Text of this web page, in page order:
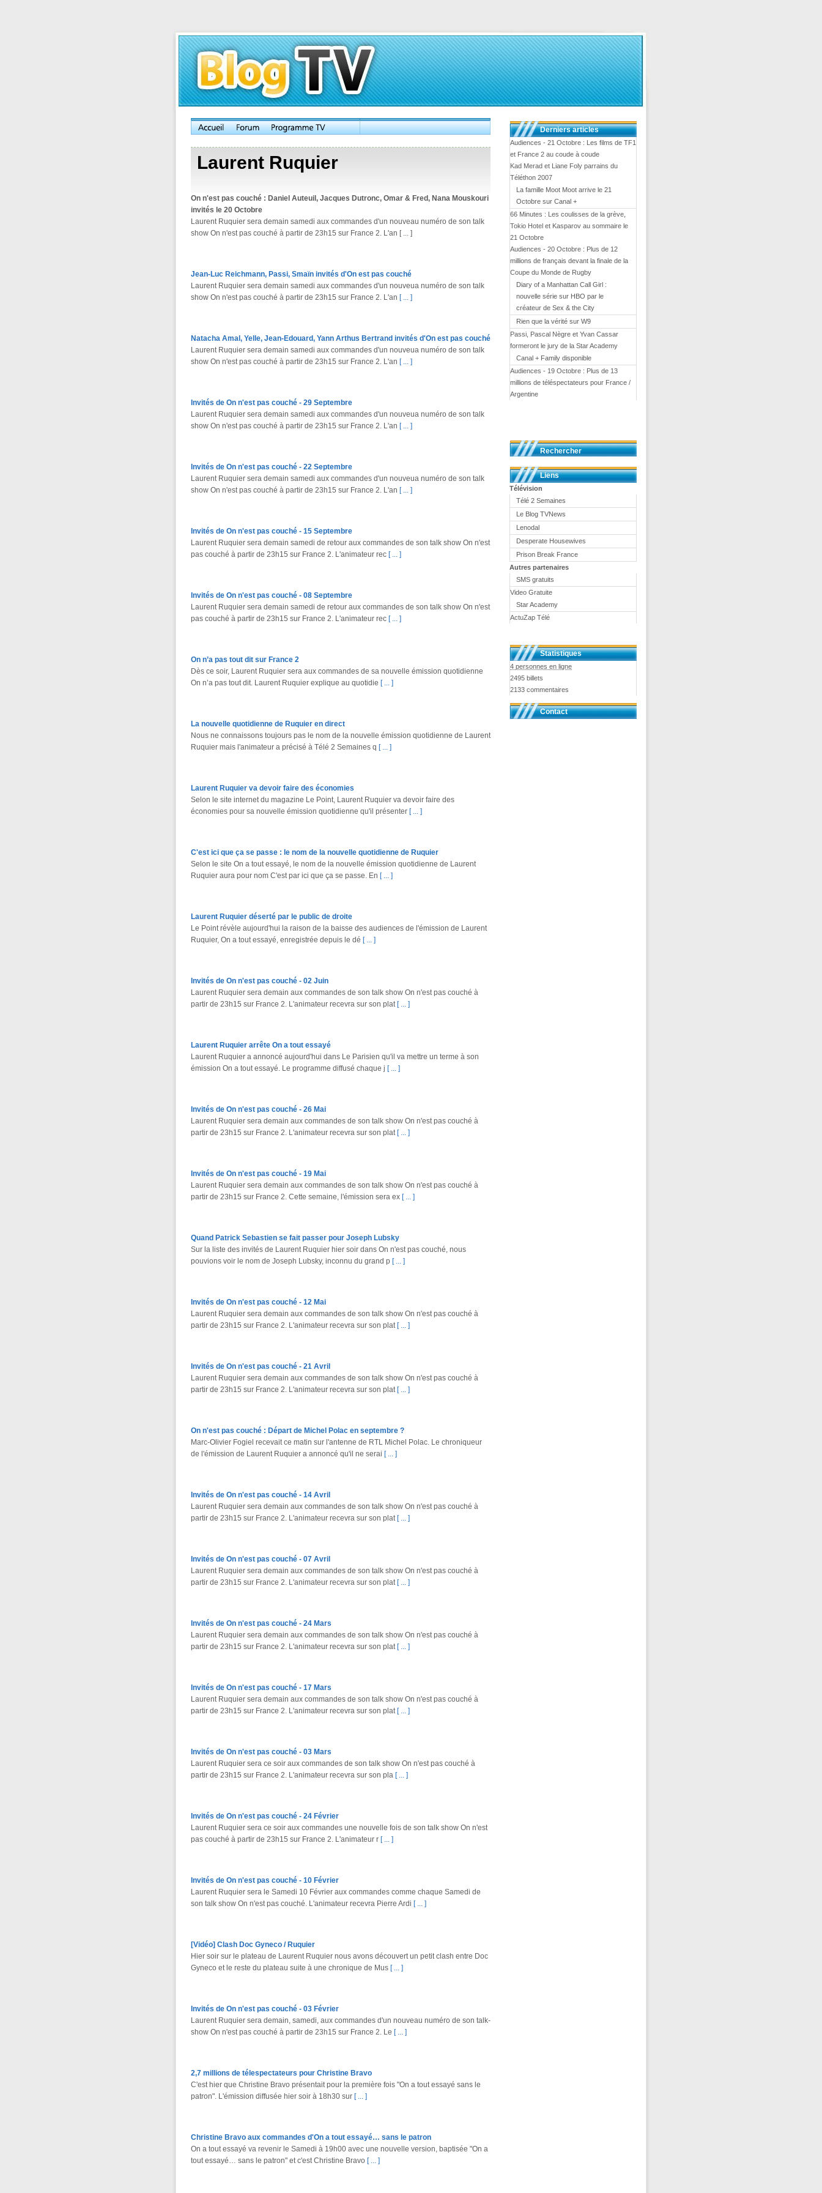
Laurent Ruquier
On n'est pas couché : Daniel Auteuil, Jacques Dutronc, Omar & Fred, Nana Mouskouri
invités le 20 Octobre
Laurent Ruquier sera demain samedi aux commandes d'un nouveau numéro de son talk
show On n'est pas couché à partir de 23h15 sur France 2. L'an [ ... ]
Jean-Luc Reichmann, Passi, Smaïn invités d'On est pas couché
Laurent Ruquier sera demain samedi aux commandes d'un nouveua numéro de son talk
show On n'est pas couché à partir de 23h15 sur France 2. L'an [ ... ]
Natacha Amal, Yelle, Jean-Edouard, Yann Arthus Bertrand invités d'On est pas couché
Laurent Ruquier sera demain samedi aux commandes d'un nouveua numéro de son talk
show On n'est pas couché à partir de 23h15 sur France 2. L'an [ ... ]
Invités de On n'est pas couché - 29 Septembre
Laurent Ruquier sera demain samedi aux commandes d'un nouveua numéro de son talk
show On n'est pas couché à partir de 23h15 sur France 2. L'an [ ... ]
Invités de On n'est pas couché - 22 Septembre
Laurent Ruquier sera demain samedi aux commandes d'un nouveua numéro de son talk
show On n'est pas couché à partir de 23h15 sur France 2. L'an [ ... ]
Invités de On n'est pas couché - 15 Septembre
Laurent Ruquier sera demain samedi de retour aux commandes de son talk show On n'est
pas couché à partir de 23h15 sur France 2. L'animateur rec [ ... ]
Invités de On n'est pas couché - 08 Septembre
Laurent Ruquier sera demain samedi de retour aux commandes de son talk show On n'est
pas couché à partir de 23h15 sur France 2. L'animateur rec [ ... ]
On n’a pas tout dit sur France 2
Dès ce soir, Laurent Ruquier sera aux commandes de sa nouvelle émission quotidienne
On n’a pas tout dit. Laurent Ruquier explique au quotidie [ ... ]
La nouvelle quotidienne de Ruquier en direct
Nous ne connaissons toujours pas le nom de la nouvelle émission quotidienne de Laurent
Ruquier mais l'animateur a précisé à Télé 2 Semaines q [ ... ]
Laurent Ruquier va devoir faire des économies
Selon le site internet du magazine Le Point, Laurent Ruquier va devoir faire des
économies pour sa nouvelle émission quotidienne qu'il présenter [ ... ]
C'est ici que ça se passe : le nom de la nouvelle quotidienne de Ruquier
Selon le site On a tout essayé, le nom de la nouvelle émission quotidienne de Laurent
Ruquier aura pour nom C'est par ici que ça se passe. En [ ... ]
Laurent Ruquier déserté par le public de droite
Le Point révèle aujourd'hui la raison de la baisse des audiences de l'émission de Laurent
Ruquier, On a tout essayé, enregistrée depuis le dé [ ... ]
Invités de On n'est pas couché - 02 Juin
Laurent Ruquier sera demain aux commandes de son talk show On n'est pas couché à
partir de 23h15 sur France 2. L'animateur recevra sur son plat [ ... ]
Laurent Ruquier arrête On a tout essayé
Laurent Ruquier a annoncé aujourd'hui dans Le Parisien qu'il va mettre un terme à son
émission On a tout essayé. Le programme diffusé chaque j [ ... ]
Invités de On n'est pas couché - 26 Mai
Laurent Ruquier sera demain aux commandes de son talk show On n'est pas couché à
partir de 23h15 sur France 2. L'animateur recevra sur son plat [ ... ]
Invités de On n'est pas couché - 19 Mai
Laurent Ruquier sera demain aux commandes de son talk show On n'est pas couché à
partir de 23h15 sur France 2. Cette semaine, l'émission sera ex [ ... ]
Quand Patrick Sebastien se fait passer pour Joseph Lubsky
Sur la liste des invités de Laurent Ruquier hier soir dans On n'est pas couché, nous
pouvions voir le nom de Joseph Lubsky, inconnu du grand p [ ... ]
Invités de On n'est pas couché - 12 Mai
Laurent Ruquier sera demain aux commandes de son talk show On n'est pas couché à
partir de 23h15 sur France 2. L'animateur recevra sur son plat [ ... ]
Invités de On n'est pas couché - 21 Avril
Laurent Ruquier sera demain aux commandes de son talk show On n'est pas couché à
partir de 23h15 sur France 2. L'animateur recevra sur son plat [ ... ]
On n'est pas couché : Départ de Michel Polac en septembre ?
Marc-Olivier Fogiel recevait ce matin sur l'antenne de RTL Michel Polac. Le chroniqueur
de l'émission de Laurent Ruquier a annoncé qu'il ne serai [ ... ]
Invités de On n'est pas couché - 14 Avril
Laurent Ruquier sera demain aux commandes de son talk show On n'est pas couché à
partir de 23h15 sur France 2. L'animateur recevra sur son plat [ ... ]
Invités de On n'est pas couché - 07 Avril
Laurent Ruquier sera demain aux commandes de son talk show On n'est pas couché à
partir de 23h15 sur France 2. L'animateur recevra sur son plat [ ... ]
Invités de On n'est pas couché - 24 Mars
Laurent Ruquier sera demain aux commandes de son talk show On n'est pas couché à
partir de 23h15 sur France 2. L'animateur recevra sur son plat [ ... ]
Invités de On n'est pas couché - 17 Mars
Laurent Ruquier sera demain aux commandes de son talk show On n'est pas couché à
partir de 23h15 sur France 2. L'animateur recevra sur son plat [ ... ]
Invités de On n'est pas couché - 03 Mars
Laurent Ruquier sera ce soir aux commandes de son talk show On n'est pas couché à
partir de 23h15 sur France 2. L'animateur recevra sur son pla [ ... ]
Invités de On n'est pas couché - 24 Février
Laurent Ruquier sera ce soir aux commandes une nouvelle fois de son talk show On n'est
pas couché à partir de 23h15 sur France 2. L'animateur r [ ... ]
Invités de On n'est pas couché - 10 Février
Laurent Ruquier sera le Samedi 10 Février aux commandes comme chaque Samedi de
son talk show On n'est pas couché. L'animateur recevra Pierre Ardi [ ... ]
[Vidéo] Clash Doc Gyneco / Ruquier
Hier soir sur le plateau de Laurent Ruquier nous avons découvert un petit clash entre Doc
Gyneco et le reste du plateau suite à une chronique de Mus [ ... ]
Invités de On n'est pas couché - 03 Février
Laurent Ruquier sera demain, samedi, aux commandes d'un nouveau numéro de son talk-
show On n'est pas couché à partir de 23h15 sur France 2. Le [ ... ]
2,7 millions de télespectateurs pour Christine Bravo
C'est hier que Christine Bravo présentait pour la première fois "On a tout essayé sans le
patron". L'émission diffusée hier soir à 18h30 sur [ ... ]
Christine Bravo aux commandes d'On a tout essayé… sans le patron
On a tout essayé va revenir le Samedi à 19h00 avec une nouvelle version, baptisée "On a
tout essayé… sans le patron" et c'est Christine Bravo [ ... ]
Derniers articles
Audiences - 21 Octobre : Les films de TF1
et France 2 au coude à coude
Kad Merad et Liane Foly parrains du
Téléthon 2007
La famille Moot Moot arrive le 21
Octobre sur Canal +
66 Minutes : Les coulisses de la grève,
Tokio Hotel et Kasparov au sommaire le
21 Octobre
Audiences - 20 Octobre : Plus de 12
millions de français devant la finale de la
Coupe du Monde de Rugby
Diary of a Manhattan Call Girl :
nouvelle série sur HBO par le
créateur de Sex & the City
Rien que la vérité sur W9
Passi, Pascal Nègre et Yvan Cassar
formeront le jury de la Star Academy
Canal + Family disponible
Audiences - 19 Octobre : Plus de 13
millions de téléspectateurs pour France /
Argentine
Rechercher
Liens
Télévision
Télé 2 Semaines
Le Blog TVNews
Lenodal
Desperate Housewives
Prison Break France
Autres partenaires
SMS gratuits
Video Gratuite
Star Academy
ActuZap Télé
Statistiques
4 personnes en ligne
2495 billets
2133 commentaires
Contact